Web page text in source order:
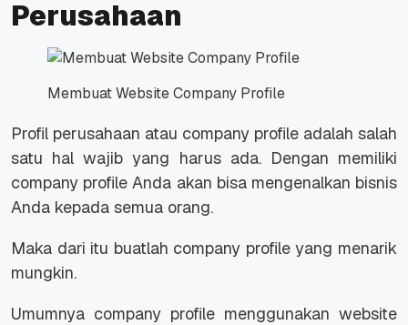
Perusahaan
Membuat Website Company Profile
Profil perusahaan atau company profile adalah salah
satu hal wajib yang harus ada. Dengan memiliki
company profile Anda akan bisa mengenalkan bisnis
Anda kepada semua orang.
Maka dari itu buatlah company profile yang menarik
mungkin.
Umumnya company profile menggunakan website